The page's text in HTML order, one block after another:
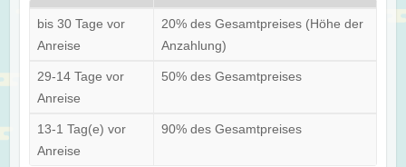
bis 30 Tage vor
Anreise
20% des Gesamtpreises (Höhe der
Anzahlung)
29-14 Tage vor
Anreise
50% des Gesamtpreises
13-1 Tag(e) vor
Anreise
90% des Gesamtpreises